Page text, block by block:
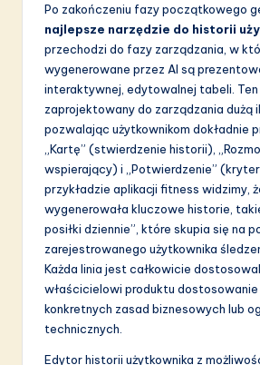
Po zakończeniu fazy początkowego
najlepsze narzędzie do historii
przechodzi do fazy zarządzania, w
wygenerowane przez AI są
interaktywnej, edytowalnej tabeli.
zaprojektowany do zarządzania dużą
pozwalając użytkownikom dokładnie
„Kartę” (stwierdzenie historii),
wspierający) i „Potwierdzenie”
przykładzie aplikacji fitness widzimy,
wygenerowała kluczowe historie,
posiłki dziennie”, które skupia się na
zarejestrowanego użytkownika
Każda linia jest całkowicie
właścicielowi produktu dostosowanie
konkretnych zasad biznesowych lub
technicznych.
Edytor historii użytkownika z